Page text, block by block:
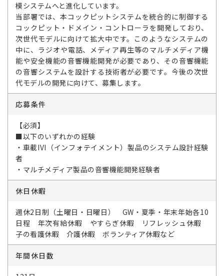
模システムへと進化しています。
当部署では、本コックピットシステムを統合的に制御する
コックピット・ドメイン・コントローラを開発しており、
次世代モデルに向けて拡大中です。このようなシステムの
中に、ラジオや電話、メディア再生等のマルチメディア機
能や安全機能の音響機能開発が必要であり、その音響機能
の音響システムを設計する技術者が必要です。今後の次世
代モデルの開発に向けて、募集します。
応募条件
【必須】
■以下のいずれかの経験
・車載IVI（インフォテイメント）製品のシステム設計経験
者
・マルチメディア製品の音響機能開発経験者
休日休暇
週休2日制（土曜日・日曜日） GW・夏季・年末年始各10
日程 年次有給休暇 やすらぎ休暇 リフレッシュ休暇
子の看護休暇 介護休暇 ボランティア休暇など
年間休日数